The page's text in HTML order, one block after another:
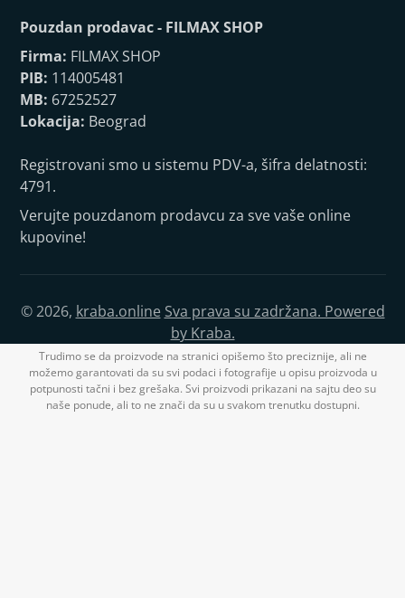
Pouzdan prodavac - FILMAX SHOP
Firma: FILMAX SHOP
PIB: 114005481
MB: 67252527
Lokacija: Beograd
Registrovani smo u sistemu PDV-a, šifra delatnosti:
4791.
Verujte pouzdanom prodavcu za sve vaše online
kupovine!
© 2026, kraba.online Sva prava su zadržana. Powered
by Kraba.
Trudimo se da proizvode na stranici opišemo što preciznije, ali ne
možemo garantovati da su svi podaci i fotografije u opisu proizvoda u
potpunosti tačni i bez grešaka. Svi proizvodi prikazani na sajtu deo su
naše ponude, ali to ne znači da su u svakom trenutku dostupni.